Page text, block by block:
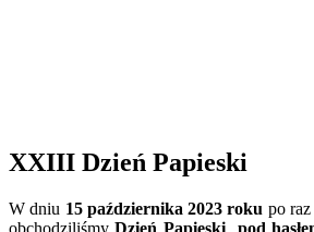
XXIII Dzień Papieski
W dniu 15 października 2023 roku po
obchodziliśmyDzień Papieski pod